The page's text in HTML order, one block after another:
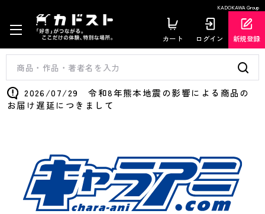
KADOKAWA Group
カート ログイン 新規登録
2026/07/29 令和8年熊本地震の影響による商品の
お届け遅延につきまして